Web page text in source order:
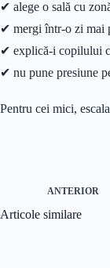
✔ alege o sală cu
✔ mergi într-o zi mai
✔ explică-i copilului
✔ nu pune presiune
Pentru cei mici,
ANTERIOR
Articole similare